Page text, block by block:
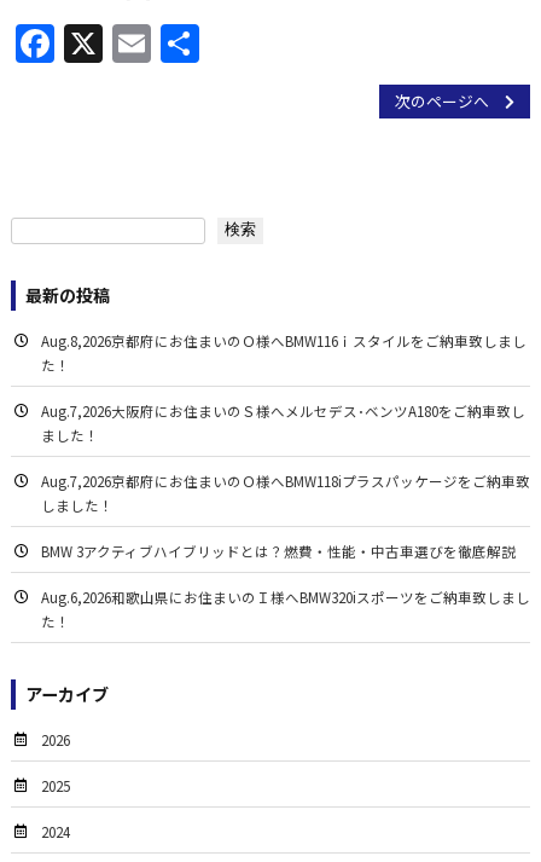
Facebook
X Email
共
次のページへ
検索
最新の投稿
Aug.8,2026京都府にお住まいのＯ様へBMW116ｉスタイルをご納車致しまし
た！
Aug.7,2026大阪府にお住まいのＳ様へメルセデス･ベンツA180をご納車致し
ました！
Aug.7,2026京都府にお住まいのＯ様へBMW118iプラスパッケージをご納車致
しました！
BMW 3アクティブハイブリッドとは？燃費・性能・中古車選びを徹底解説
Aug.6,2026和歌山県にお住まいのＩ様へBMW320iスポーツをご納車致しまし
た！
アーカイブ
2026
2025
2024